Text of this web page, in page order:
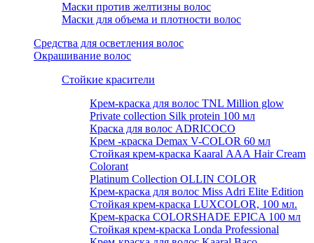
Маски против желтизны волос
Маски для объема и плотности волос
Средства для осветления волос
Окрашивание волос
Стойкие красители
Крем-краска для волос TNL Million glow
Private collection Silk protein 100 мл
Краска для волос ADRICOCO
Крем -краска Demax V-COLOR 60 мл
Стойкая крем-краска Kaaral ААА Hair Cream
Colorant
Platinum Collection OLLIN COLOR
Крем-краска для волос Miss Adri Elite Edition
Стойкая крем-краска LUXCOLOR, 100 мл.
Крем-краска COLORSHADE EPICA 100 мл
Стойкая крем-краска Londa Professional